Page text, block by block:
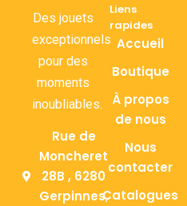
Des jouets
exceptionnels
pour des
moments
inoubliables.
Rue de
Moncheret
28B , 6280
Gerpinnes,
Liens
rapides
Accueil
Boutique
À propos
de nous
Nous
contacter
Catalogues